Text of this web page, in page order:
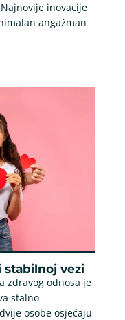
inovacije
angažman
stabilnoj vezi
zdravog odnosa je
stalno
osobe osjećaju